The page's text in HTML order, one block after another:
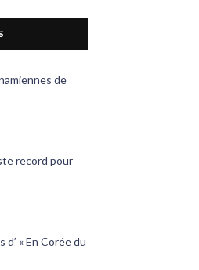
de
record pour
d’ « En Corée du